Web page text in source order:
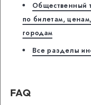
Общественный
по билетам,
городам
Все разделы
FAQ